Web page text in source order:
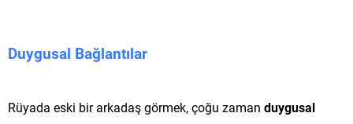
Duygusal Bağlantılar
Rüyada eski bir arkadaş görmek, çoğu zaman duygusal